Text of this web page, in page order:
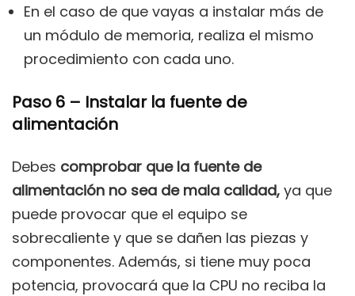
En el caso de que vayas a instalar más de
un módulo de memoria, realiza el mismo
procedimiento con cada uno.
Paso 6 – Instalar la fuente de
alimentación
Debes comprobar que la fuente de
alimentación no sea de mala calidad, ya que
puede provocar que el equipo se
sobrecaliente y que se dañen las piezas y
componentes. Además, si tiene muy poca
potencia, provocará que la CPU no reciba la